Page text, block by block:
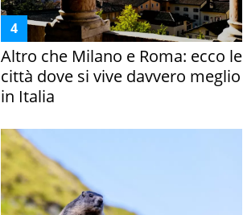
Altro che Milano e Roma: ecco le
città dove si vive davvero meglio
in Italia